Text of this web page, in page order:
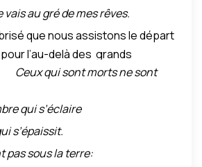
au gré de mes rêves.
que nous assistons le départ
pour l’au-delà des grands
honneur à notre race et à notre
en date est donc Bernard Dadié,
duManuel de Négritude
défini Haïti en ces termes
« …Ce pays où les premières
Ceux qui sont morts ne sont
qui s’éclaire
s’épaissit.
pas sous la terre: